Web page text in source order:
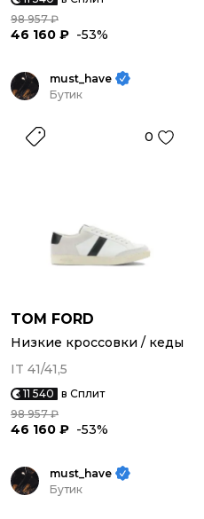
98 957 ₽
46 160 ₽ -53%
must_have
Бутик
0
TOM FORD
Низкие кроссовки / кеды
IT 41/41,5
11 540 в Сплит
98 957 ₽
46 160 ₽ -53%
must_have
Бутик